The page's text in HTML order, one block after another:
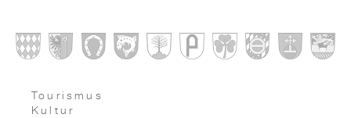
Tourismus
Kultur